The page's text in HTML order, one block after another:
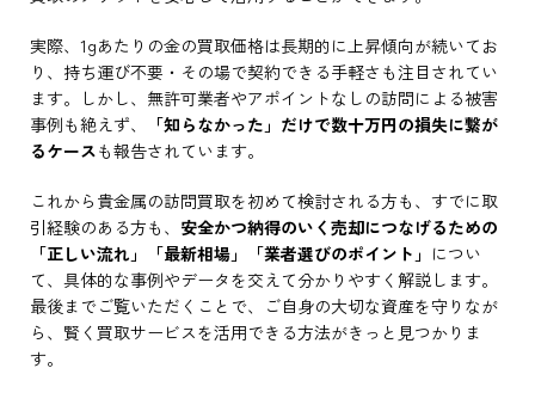
実際、1gあたりの金の買取価格は長期的に上昇傾向が続いてお
り、持ち運び不要・その場で契約できる手軽さも注目されてい
ます。しかし、無許可業者やアポイントなしの訪問による被害
事例も絶えず、
「知らなかった」だけで数十万円の損失に繋が
るケースも報告されています。
これから貴金属の訪問買取を初めて検討される方も、すでに取
引経験のある方も、 安全かつ納得のいく売却につなげるための
「正しい流れ」「最新相場」「業者選びのポイント」 につい
て、具体的な事例やデータを交えて分かりやすく解説します。
最後までご覧いただくことで、ご自身の大切な資産を守りなが
ら、賢く買取サービスを活用できる方法がきっと見つかりま
す。